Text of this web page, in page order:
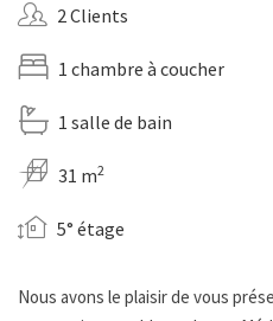
2 Clients
1 chambre à coucher
1 salle de bain
31 m2
5° étage
Nous avons le plaisir de vous